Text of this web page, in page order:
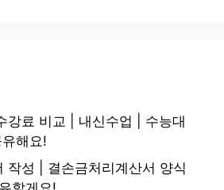
강료 비교 | 내신수업 | 수능대
해요!
작성 | 결손금처리계산서 양식